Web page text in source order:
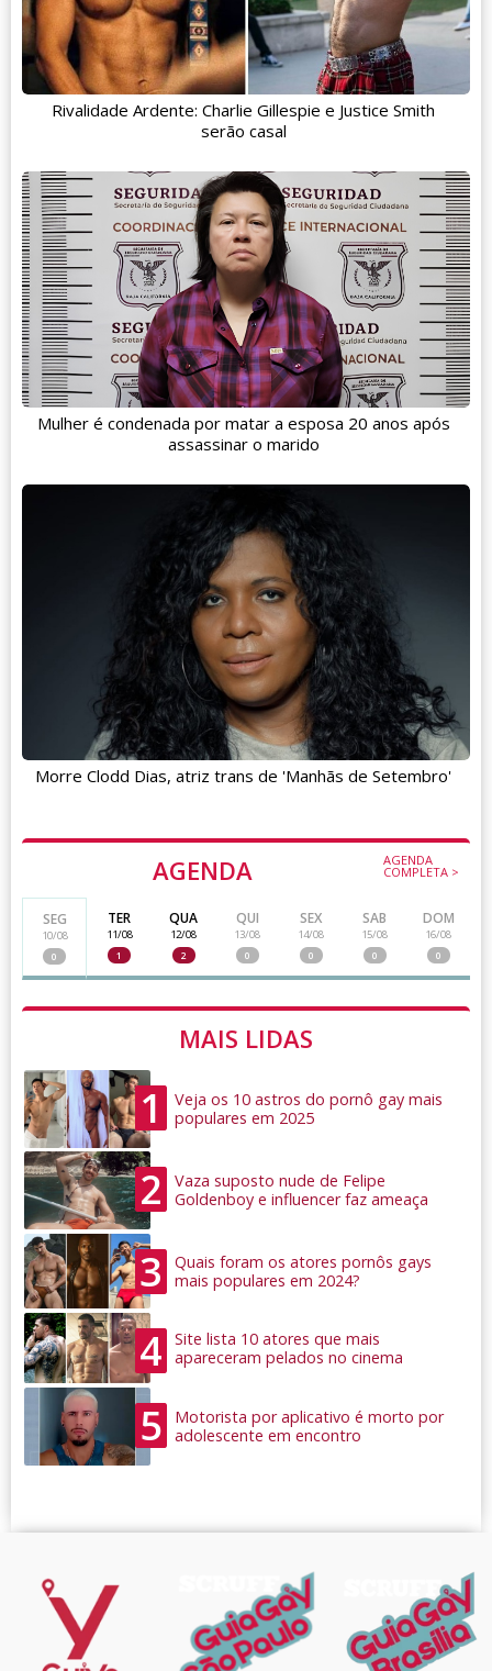
AGENDA AGENDA
COMPLETA >
SEG
10/08
0
TER
11/08
1
QUA
12/08
2
QUI
13/08
0
SEX
14/08
0
SAB
15/08
0
DOM
16/08
0
MAIS LIDAS
1
Veja os 10 astros do pornô gay mais
populares em 2025
2
Vaza suposto nude de Felipe
Goldenboy e influencer faz ameaça
3
Quais foram os atores pornôs gays
mais populares em 2024?
4
Site lista 10 atores que mais
apareceram pelados no cinema
5
Motorista por aplicativo é morto por
adolescente em encontro
Rivalidade Ardente: Charlie Gillespie e Justice Smith
serão casal
Mulher é condenada por matar a esposa 20 anos após
assassinar o marido
Morre Clodd Dias, atriz trans de 'Manhãs de Setembro'